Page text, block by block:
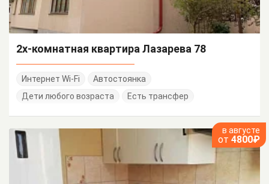
2х-комнатная квартира Лазарева 78
Интернет Wi-Fi
Автостоянка
Дети любого возраста
Есть трансфер
в августе
от 4800₽